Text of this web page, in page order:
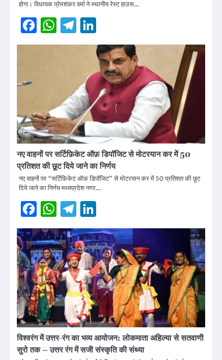
होगा। विधायक प्रेमशंकर वर्मा ने स्थानीय रेस्ट हाउस…
Facebook
WhatsApp
Telegram
नए वाहनों पर सर्टिफ़िकेट ऑफ़ डिपॉजिट से मोटरयान कर में 50
प्रतिशत की छूट दिये जाने का निर्णय
नए वाहनों पर “सर्टिफ़िकेट ऑफ़ डिपॉजिट” से मोटरयान कर में 50 प्रतिशत की छूट
दिये जाने का निर्णय मध्यप्रदेश नगर…
Facebook
WhatsApp
Telegram
विश्वरंग में उत्तर-रंग का भव्य आयोजन: लोकमाता अहिल्या से सतवाणी
सुरो तक – उत्तर रंग में सजी संस्कृति की संथ्या